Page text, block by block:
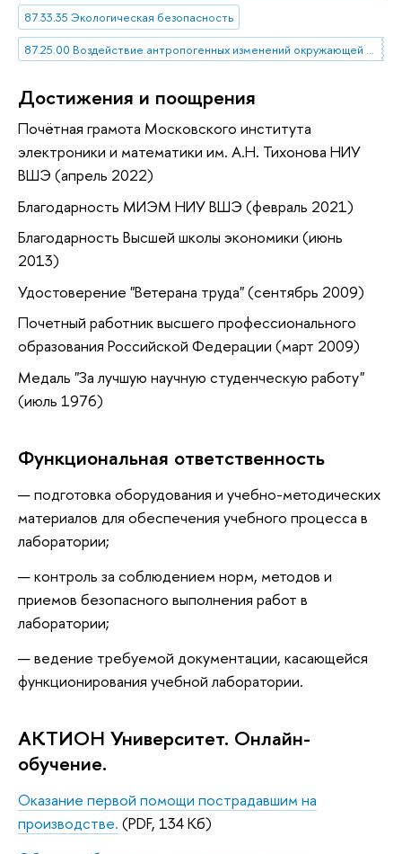
87.33.35 Экологическая безопасность
Достижения и поощрения
Почётная грамота Московского института
электроники и математики им. А.Н. Тихонова НИУ
ВШЭ (апрель 2022)
Благодарность МИЭМ НИУ ВШЭ (февраль 2021)
Благодарность Высшей школы экономики (июнь
2013)
Удостоверение "Ветерана труда" (сентябрь 2009)
Почетный работник высшего профессионального
образования Российской Федерации (март 2009)
Медаль "За лучшую научную студенческую работу"
(июль 1976)
Функциональная ответственность
подготовка оборудования и учебно-методических
материалов для обеспечения учебного процесса в
лаборатории;
контроль за соблюдением норм, методов и
приемов безопасного выполнения работ в
лаборатории;
ведение требуемой документации, касающейся
функционирования учебной лаборатории.
АКТИОН Университет. Онлайн-
обучение.
Оказание первой помощи пострадавшим на
производстве. (PDF, 134 Кб)